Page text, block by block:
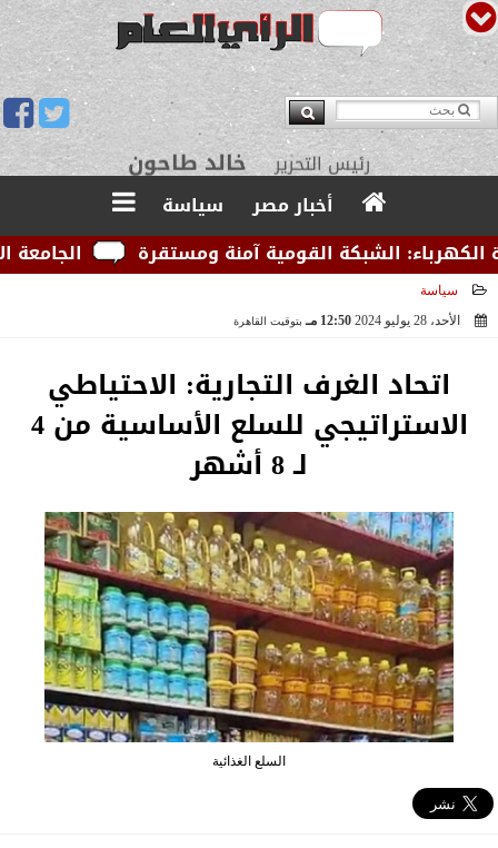
مدير التحرير يوسف قبودان
أخبار مصر
سياسة
الجامعة
الشبكة القومية آمنة ومستقرة
سياسة
الأحد، 28 يوليو 2024
12:50 مـ بتوقيت القاهرة
اتحاد الغرف التجارية: الاحتياطي
الاستراتيجي للسلع الأساسية من 4
لـ 8 أشهر
السلع الغذائية